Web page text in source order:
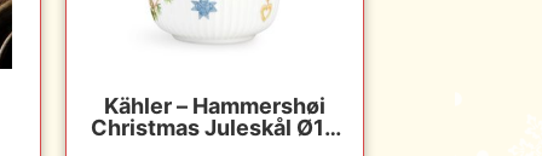
Kähler – Hammershøi
Christmas Juleskål Ø12